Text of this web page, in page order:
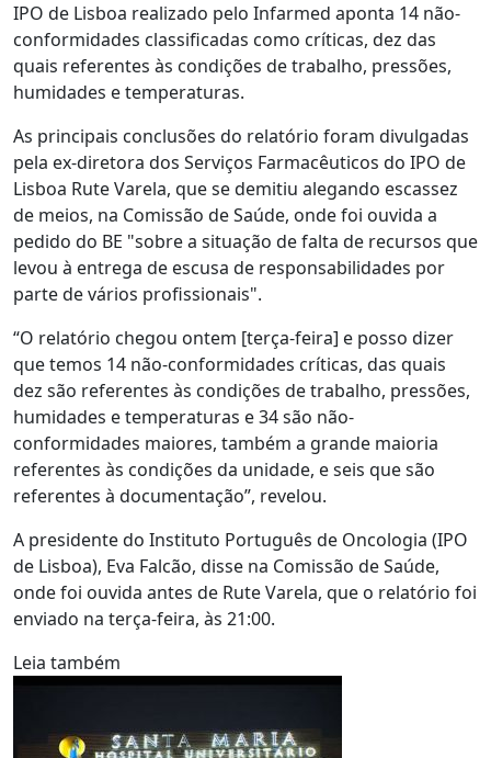
IPO de Lisboa realizado pelo Infarmed aponta 14 não-
conformidades classificadas como críticas, dez das
quais referentes às condições de trabalho, pressões,
humidades e temperaturas.
As principais conclusões do relatório foram divulgadas
pela ex-diretora dos Serviços Farmacêuticos do IPO de
Lisboa Rute Varela, que se demitiu alegando escassez
de meios, na Comissão de Saúde, onde foi ouvida a
pedido do BE "sobre a situação de falta de recursos que
levou à entrega de escusa de responsabilidades por
parte de vários profissionais".
“O relatório chegou ontem [terça-feira] e posso dizer
que temos 14 não-conformidades críticas, das quais
dez são referentes às condições de trabalho, pressões,
humidades e temperaturas e 34 são não-
conformidades maiores, também a grande maioria
referentes às condições da unidade, e seis que são
referentes à documentação”, revelou.
A presidente do Instituto Português de Oncologia (IPO
de Lisboa), Eva Falcão, disse na Comissão de Saúde,
onde foi ouvida antes de Rute Varela, que o relatório foi
enviado na terça-feira, às 21:00.
Leia também